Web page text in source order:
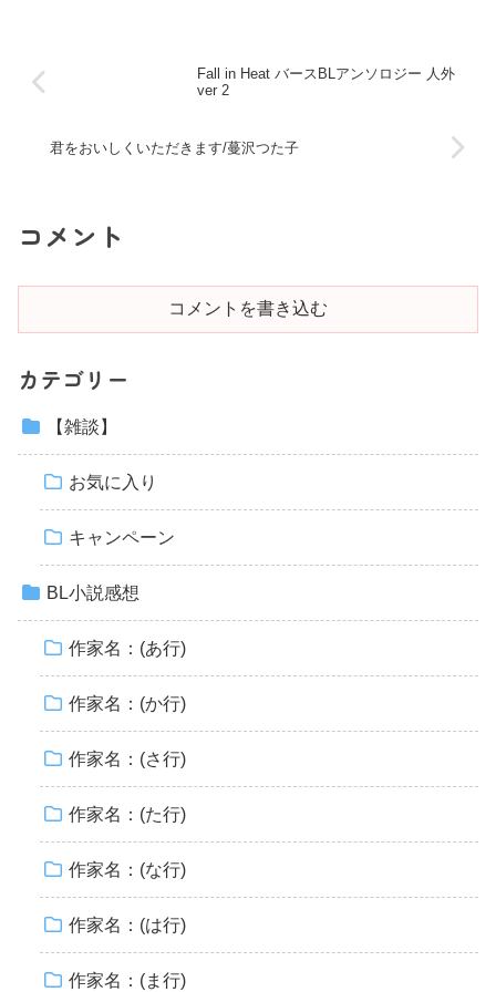
Fall in Heat バースBLアンソロジー 人外
ver 2
君をおいしくいただきます/蔓沢つた子
コメント
コメントを書き込む
カテゴリー
【雑談】
お気に入り
キャンペーン
BL小説感想
作家名：(あ行)
作家名：(か行)
作家名：(さ行)
作家名：(た行)
作家名：(な行)
作家名：(は行)
作家名：(ま行)